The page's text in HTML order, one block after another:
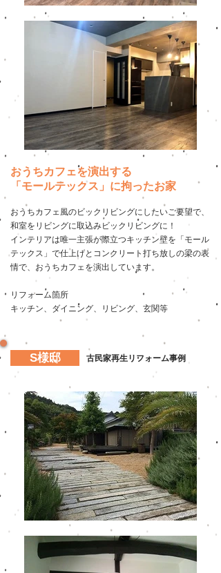
おうちカフェを演出する
「モールテックス」に拘ったお家
おうちカフェ風のビックリビングにしたいご要望で、
和室をリビングに取込みビックリビングに！
インテリアは唯一主張が際立つキッチン壁を「モール
テックス」で仕上げとコンクリート打ち放しの梁の表
情で、おうちカフェを演出しています。
リフォーム箇所
​キッチン、ダイニング、リビング、玄関等
S様邸 古民家再生リフォーム事例